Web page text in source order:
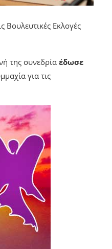
Βουλευτικές Εκλογές
της συνεδρία έδωσε
για τις